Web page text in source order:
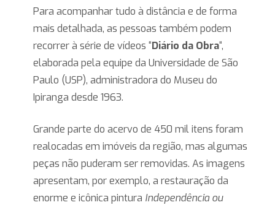
Para acompanhar tudo à distância e de forma
mais detalhada, as pessoas também podem
recorrer à série de vídeos “Diário da Obra“,
elaborada pela equipe da Universidade de São
Paulo (USP), administradora do Museu do
Ipiranga desde 1963.
Grande parte do acervo de 450 mil itens foram
realocadas em imóveis da região, mas algumas
peças não puderam ser removidas. As imagens
apresentam, por exemplo, a restauração da
enorme e icônica pintura Independência ou